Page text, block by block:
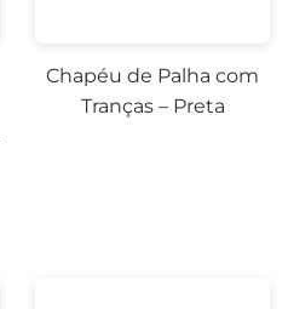
Chapéu de Palha com
Tranças – Preta